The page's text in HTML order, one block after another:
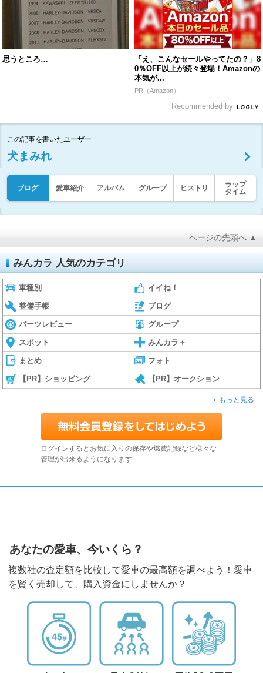
思うところ…
「え、こんなセールやってたの？」8
0％OFF以上が続々登場！Amazonの
本気が...
PR（Amazon）
Recommended by
この記事を書いたユーザー
犬まみれ
ブログ 愛車紹介 アルバム グループ ヒストリ
ラップ
タイム
ページの先頭へ ▲
みんカラ 人気のカテゴリ
車種別 イイね！
整備手帳 ブログ
パーツレビュー グループ
スポット みんカラ＋
まとめ フォト
【PR】ショッピング 【PR】オークション
もっと見る
ログインするとお気に入りの保存や燃費記録など様々な
管理が出来るようになります
あなたの愛車、今いくら？
複数社の査定額を比較して愛車の最高額を調べよう！愛車
を賢く売却して、購入資金にしませんか？